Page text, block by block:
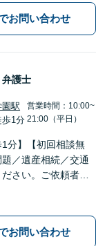
し、無駄なやりとり
が無いように配慮
お問い合わせ
弁護士
園駅
歩1分
営業時間：10:00~
21:00（平日）
1分】【初回相談無
／遺産相続／交通
さい。ご依頼者様
。【土日・夜間相談
お問い合わせ